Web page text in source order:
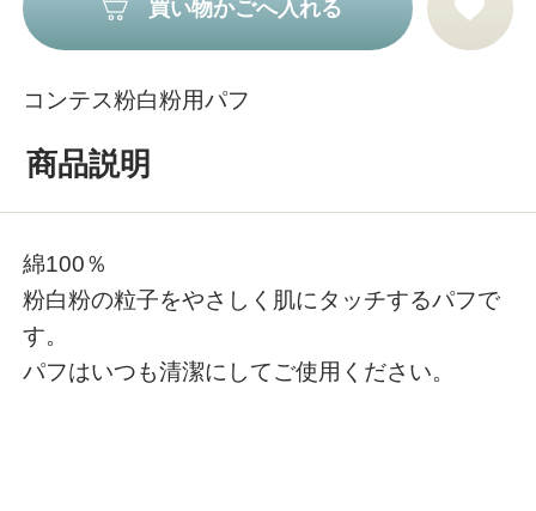
コンテス粉白粉用パフ
買い物かごへ入れる
商品説明
綿100％
粉白粉の粒子をやさしく肌にタッチするパフで
す。
パフはいつも清潔にしてご使用ください。